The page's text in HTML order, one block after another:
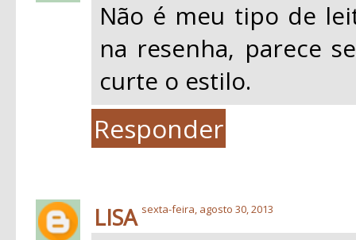
Não é meu tipo de
na resenha, parece
curte o estilo.
Responder
LISA sexta-feira, agosto 30, 2013